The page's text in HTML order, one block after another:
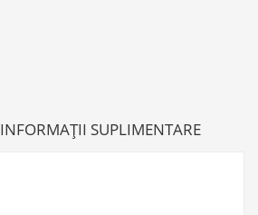
INFORMAȚII SUPLIMENTARE